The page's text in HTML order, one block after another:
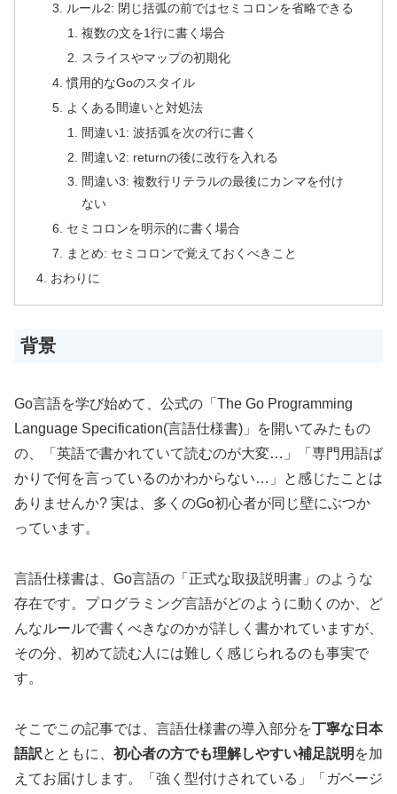
ルール2: 閉じ括弧の前ではセミコロンを省略できる
複数の文を1行に書く場合
スライスやマップの初期化
慣用的なGoのスタイル
よくある間違いと対処法
間違い1: 波括弧を次の行に書く
間違い2: returnの後に改行を入れる
間違い3: 複数行リテラルの最後にカンマを付け
ない
セミコロンを明示的に書く場合
まとめ: セミコロンで覚えておくべきこと
おわりに
背景
Go言語を学び始めて、公式の「The Go Programming
Language Specification(言語仕様書)」を開いてみたもの
の、「英語で書かれていて読むのが大変…」「専門用語ば
かりで何を言っているのかわからない…」と感じたことは
ありませんか? 実は、多くのGo初心者が同じ壁にぶつか
っています。
言語仕様書は、Go言語の「正式な取扱説明書」のような
存在です。プログラミング言語がどのように動くのか、ど
んなルールで書くべきなのかが詳しく書かれていますが、
その分、初めて読む人には難しく感じられるのも事実で
す。
そこでこの記事では、言語仕様書の導入部分を丁寧な日本
語訳とともに、 初心者の方でも理解しやすい補足説明 を加
えてお届けします。「強く型付けされている」「ガベージ